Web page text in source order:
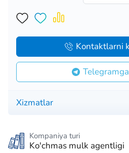
Kontaktlarni
Xizmatlar
Kompaniya turi
Ko'chmas mulk agentligi